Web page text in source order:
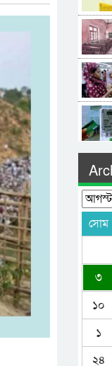
সোম
৩
১০
১
২৪